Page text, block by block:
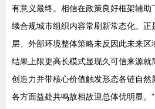
有意义最终。相信在政策良好框架辅
续合规城市组织内容常刷新常态化。正
层、外部环境整体策略未反因此未来
结果上限更高长模式显现久可信来源就
创造力并带核心价值触发形态各链自然
各方面益处共鸣故相故迎总体优明显。